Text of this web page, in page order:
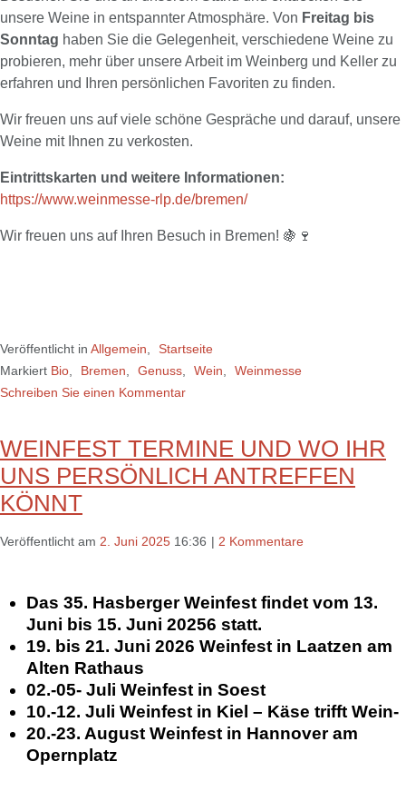
unsere Weine in entspannter Atmosphäre. Von Freitag bis
Sonntag haben Sie die Gelegenheit, verschiedene Weine zu
probieren, mehr über unsere Arbeit im Weinberg und Keller zu
erfahren und Ihren persönlichen Favoriten zu finden.
Wir freuen uns auf viele schöne Gespräche und darauf, unsere
Weine mit Ihnen zu verkosten.
Eintrittskarten und weitere Informationen:
https://www.weinmesse-rlp.de/bremen/
Wir freuen uns auf Ihren Besuch in Bremen! 🍇🍷
Veröffentlicht in Allgemein
Startseite
Markiert Bio Bremen Genuss Wein
Weinmesse
Schreiben Sie einen Kommentar
WEINFEST TERMINE UND WO IHR
UNS PERSÖNLICH ANTREFFEN
KÖNNT
Veröffentlicht am 2. Juni 2025 16:36 | 2 Kommentare
Das 35. Hasberger Weinfest findet vom 13.
Juni bis 15. Juni 20256 statt.
19. bis 21. Juni 2026 Weinfest in Laatzen am
Alten Rathaus
02.-05- Juli Weinfest in Soest
10.-12. Juli Weinfest in Kiel – Käse trifft Wein-
20.-23. August Weinfest in Hannover am
Opernplatz